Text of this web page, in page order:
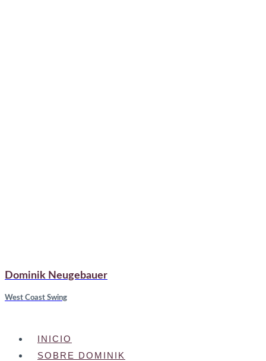
Dominik Neugebauer
West Coast Swing
INICIO
SOBRE DOMINIK